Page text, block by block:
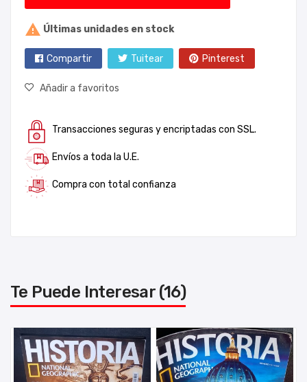
 Últimas unidades en stock
Compartir Tuitear Pinterest
Añadir a favoritos
Transacciones seguras y encriptadas con SSL.
Envíos a toda la U.E.
Compra con total confianza
Te Puede Interesar (16)